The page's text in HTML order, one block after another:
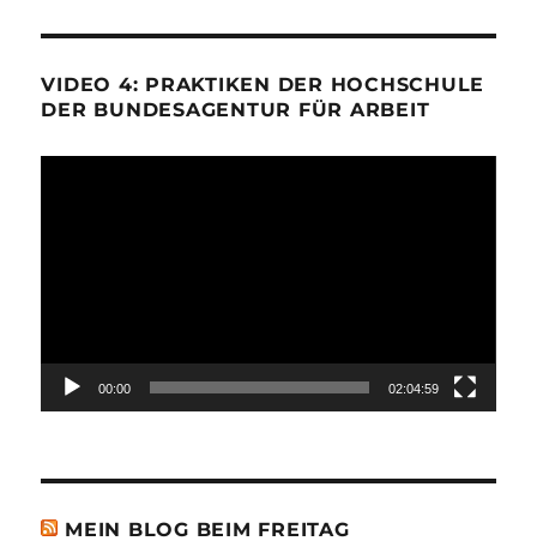
VIDEO 4: PRAKTIKEN DER HOCHSCHULE
DER BUNDESAGENTUR FÜR ARBEIT
00:00 02:04:59
MEIN BLOG BEIM FREITAG